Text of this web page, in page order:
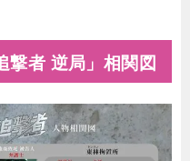
撃者 逆局」相関図